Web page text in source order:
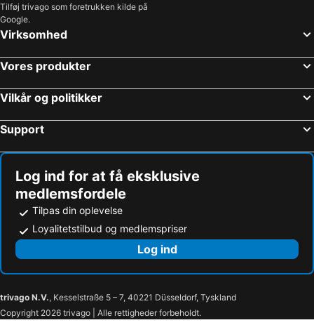
Hoteller – Nordtyskland
Hoteller – Mauritius
Tilføj trivago som foretrukken kilde på
Google.
Virksomhed
Vores produkter
Vilkår og politikker
Support
Log ind for at få eksklusive
medlemsfordele
Tilpas din oplevelse
Loyalitetstilbud og medlemspriser
Log ind
trivago N.V., Kesselstraße 5 – 7, 40221 Düsseldorf, Tyskland
Copyright 2026 trivago | Alle rettigheder forbeholdt.